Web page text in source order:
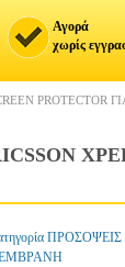
Αγορά
χωρίς
PROTECTOR
ΠΡΟΣΟΨΕΙΣ